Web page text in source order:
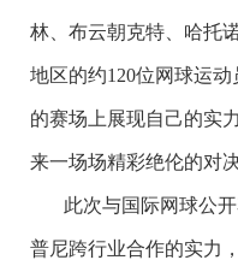
林、布云朝克特、哈托
地区的约120位网球运
的赛场上展现自己的实
来一场场精彩绝伦的对决
此次与国际网球公开
普尼跨行业合作的实力